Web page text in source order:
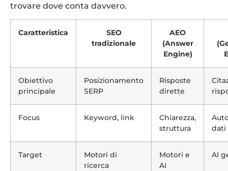
trovare dove conta davvero.
Caratteristica
SEO
tradizionale
AEO
(Answer
Engine)
Obiettivo
principale
Posizionamento
SERP
Risposte
dirette
Focus Keyword, link
Chiarezza,
struttura
dati
Target
Motori di
ricerca
Motori e
AI
AI